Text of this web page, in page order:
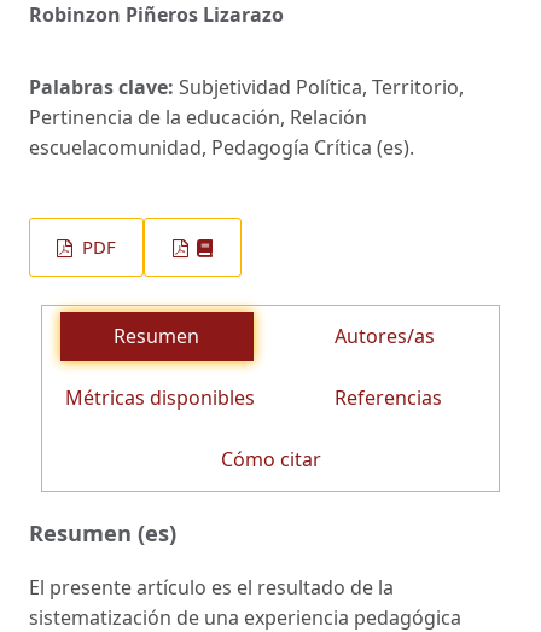
Robinzon Piñeros Lizarazo
Palabras clave: Subjetividad Política, Territorio,
Pertinencia de la educación, Relación
escuelacomunidad, Pedagogía Crítica (es).
PDF
Resumen Autores/as
Métricas disponibles Referencias
Cómo citar
Resumen (es)
El presente artículo es el resultado de la
sistematización de una experiencia pedagógica